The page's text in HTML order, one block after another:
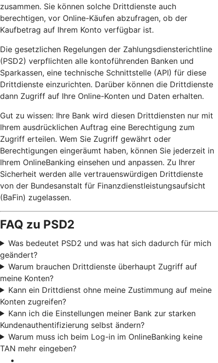
zusammen. Sie können solche Drittdienste auch
berechtigen, vor Online-Käufen abzufragen, ob der
Kaufbetrag auf Ihrem Konto verfügbar ist.
Die gesetzlichen Regelungen der Zahlungsdiensterichtline
(PSD2) verpflichten alle kontoführenden Banken und
Sparkassen, eine technische Schnittstelle (API) für diese
Drittdienste einzurichten. Darüber können die Drittdienste
dann Zugriff auf Ihre Online-Konten und Daten erhalten.
Gut zu wissen: Ihre Bank wird diesen Drittdiensten nur mit
Ihrem ausdrücklichen Auftrag eine Berechtigung zum
Zugriff erteilen. Wem Sie Zugriff gewährt oder
Berechtigungen eingeräumt haben, können Sie jederzeit in
Ihrem OnlineBanking einsehen und anpassen. Zu Ihrer
Sicherheit werden alle vertrauenswürdigen Drittdienste
von der Bundesanstalt für Finanzdienstleistungsaufsicht
(BaFin) zugelassen.
FAQ zu PSD2
Was bedeutet PSD2 und was hat sich dadurch für mich
geändert?
Warum brauchen Drittdienste überhaupt Zugriff auf
meine Konten?
Kann ein Drittdienst ohne meine Zustimmung auf meine
Konten zugreifen?
Kann ich die Einstellungen meiner Bank zur starken
Kundenauthentifizierung selbst ändern?
Warum muss ich beim Log-in im OnlineBanking keine
TAN mehr eingeben?